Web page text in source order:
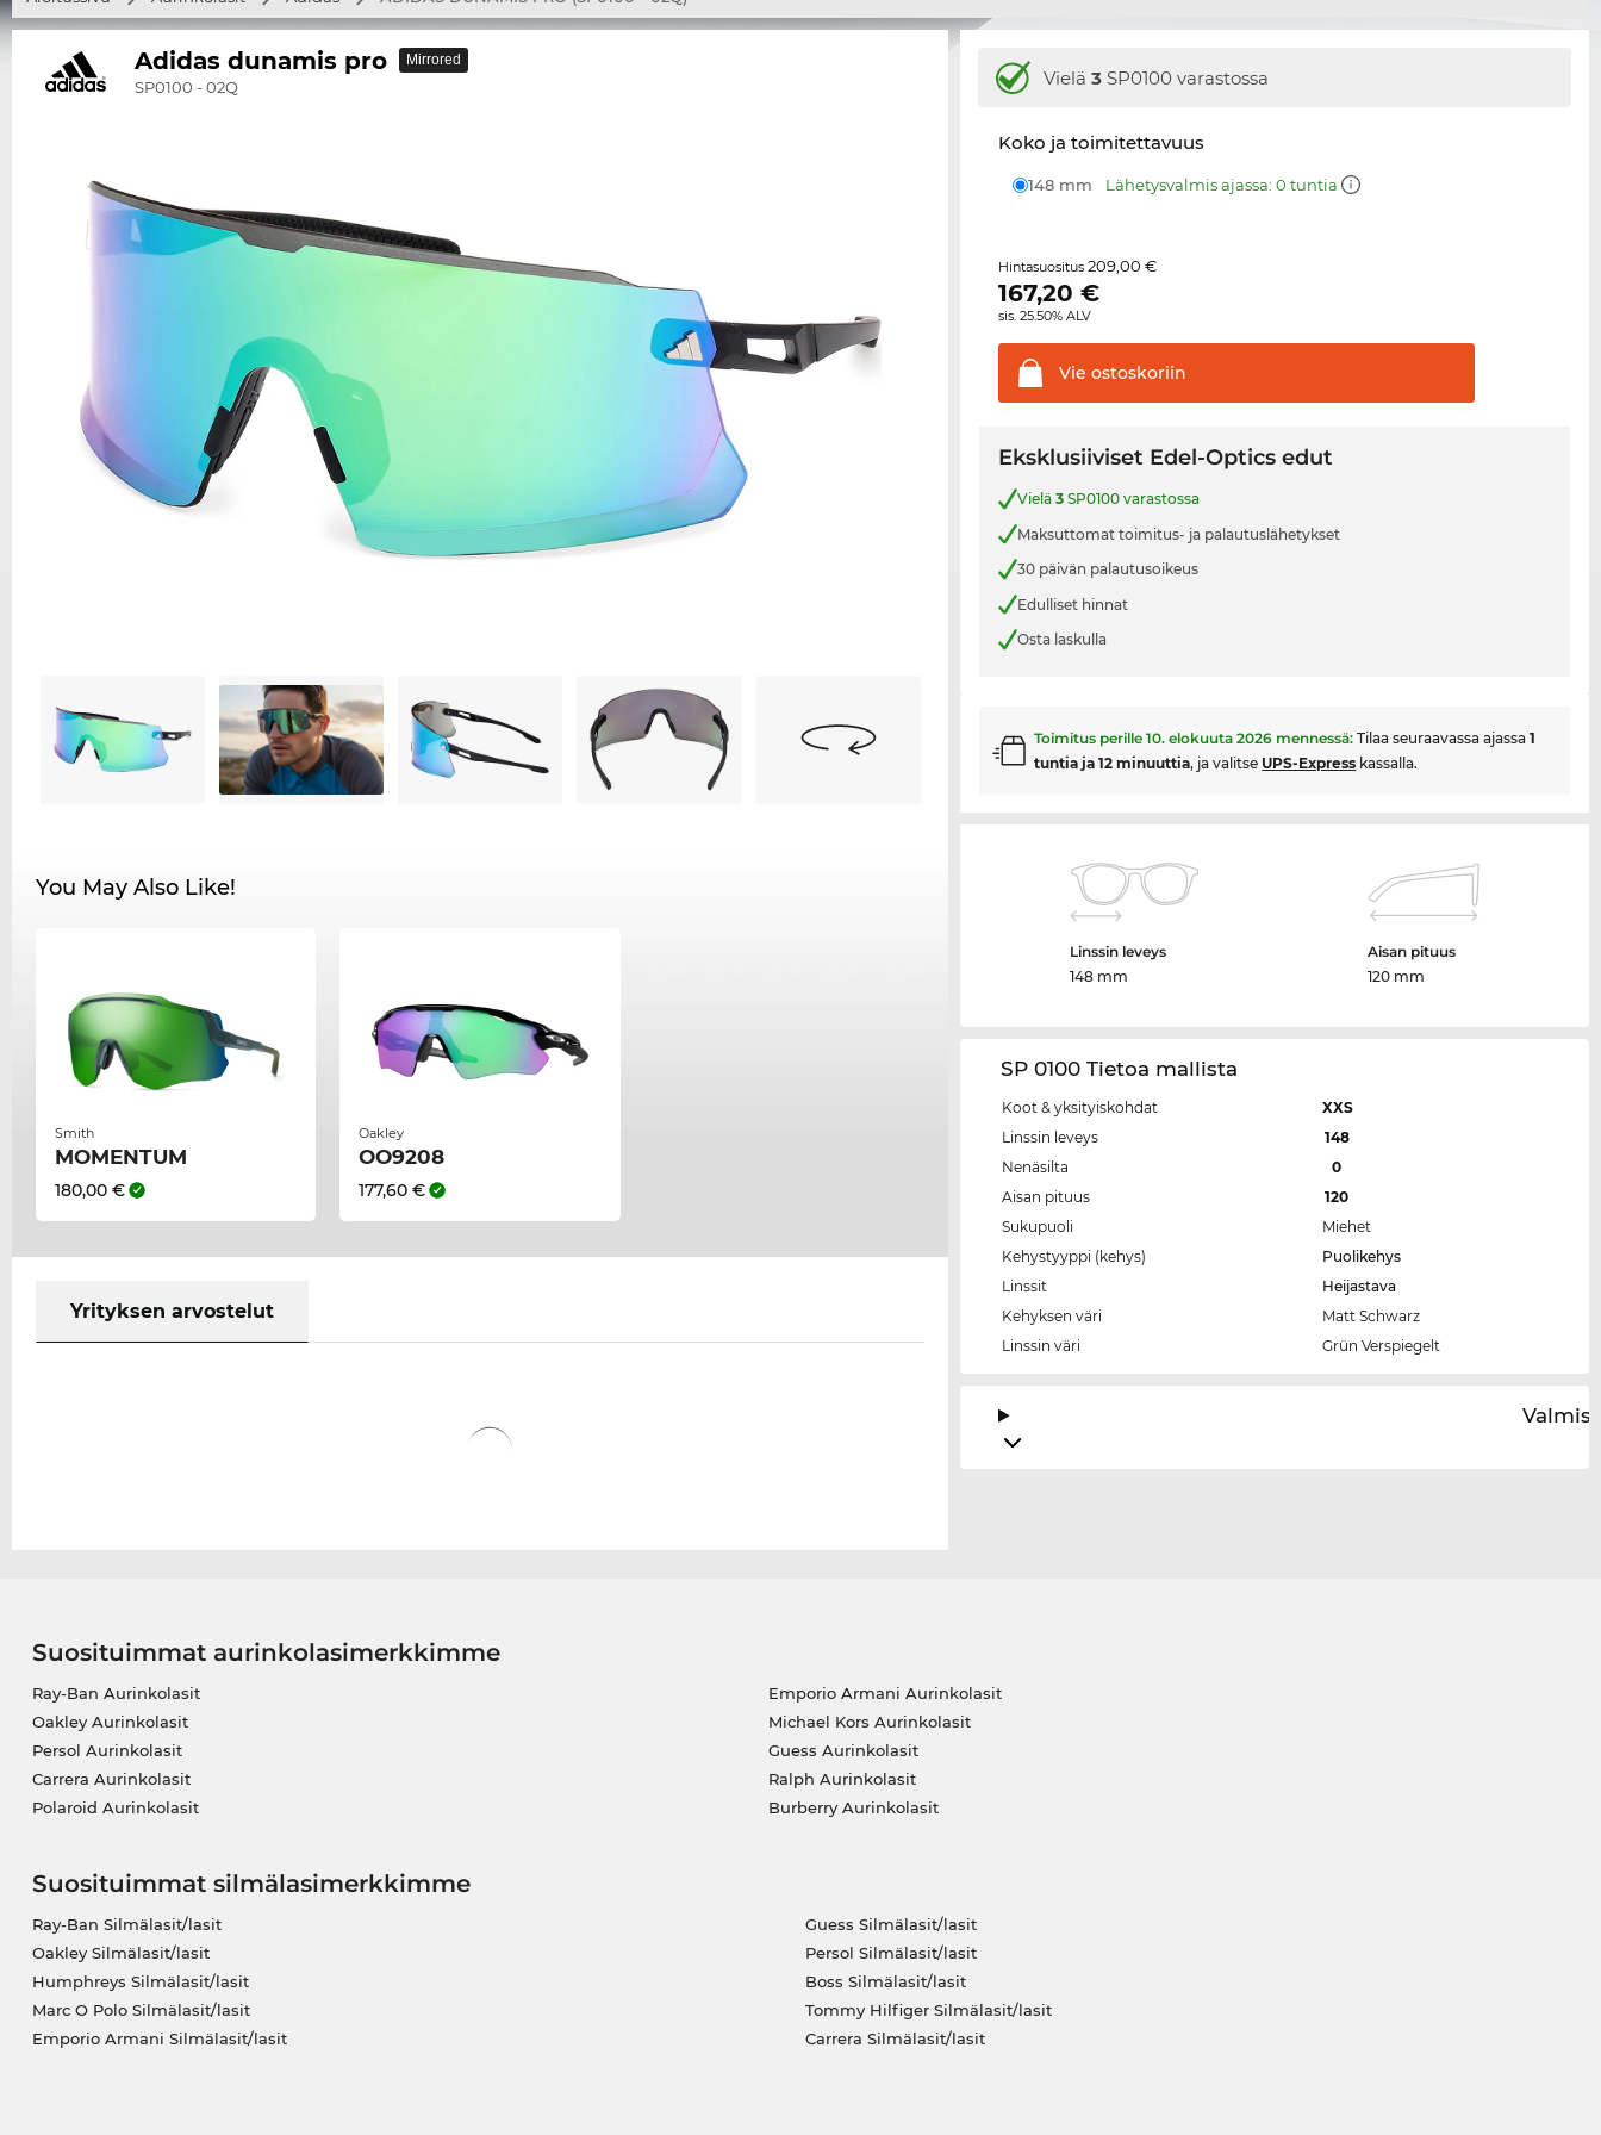
Adidas dunamis pro
SP0100 - 02Q
Mirrored
You May Also Like!
Smith
MOMENTUM
180,00 €
Oakley
OO9208
177,60 €
Yrityksen arvostelut
Vielä3 SP0100 varastossa
Koko ja toimitettavuus
148 mm Lähetysvalmis ajassa: 0 tuntia
Hintasuositus209,00 €
167,20 €
sis. 25.50% ALV
Vie ostoskoriin
Eksklusiiviset Edel-Optics edut
Vielä3 SP0100 varastossa
Maksuttomat toimitus- ja palautuslähetykset
30 päivän palautusoikeus
Edulliset hinnat
Osta laskulla
Toimitus perille10. elokuuta 2026 mennessä: Tilaa seuraavassa ajassa1
tuntia ja 12 minuuttia, ja valitse UPS-Express kassalla.
Linssin leveys
148 mm
Aisan pituus
120 mm
SP 0100 Tietoa mallista
Koot & yksityiskohdat
XXS
Linssin leveys
148
Nenäsilta
0
Aisan pituus
120
Sukupuoli
Miehet
Kehystyyppi (kehys)
Puolikehys
Linssit
Heijastava
Kehyksen väri
Matt Schwarz
Linssin väri
Grün Verspiegelt
Suosituimmat aurinkolasimerkkimme
Ray-Ban Aurinkolasit
Oakley Aurinkolasit
Persol Aurinkolasit
Carrera Aurinkolasit
Polaroid Aurinkolasit
Emporio Armani Aurinkolasit
Michael Kors Aurinkolasit
Guess Aurinkolasit
Ralph Aurinkolasit
Burberry Aurinkolasit
Suosituimmat silmälasimerkkimme
Ray-Ban Silmälasit/lasit
Oakley Silmälasit/lasit
Humphreys Silmälasit/lasit
Marc O Polo Silmälasit/lasit
Emporio Armani Silmälasit/lasit
Guess Silmälasit/lasit
Persol Silmälasit/lasit
Boss Silmälasit/lasit
Tommy Hilfiger Silmälasit/lasit
Carrera Silmälasit/lasit